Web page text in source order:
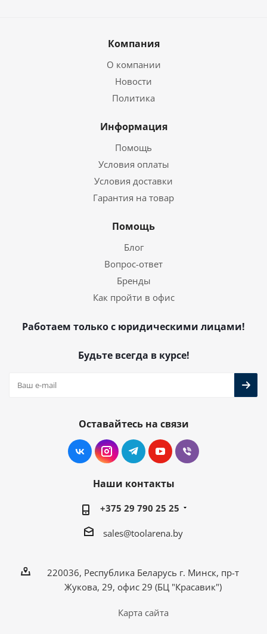
Компания
О компании
Новости
Политика
Информация
Помощь
Условия оплаты
Условия доставки
Гарантия на товар
Помощь
Блог
Вопрос-ответ
Бренды
Как пройти в офис
Работаем только с юридическими лицами!
Будьте всегда в курсе!
Оставайтесь на связи
Наши контакты
+375 29 790 25 25
sales@toolarena.by
220036, Республика Беларусь г. Минск, пр-т
Жукова, 29, офис 29 (БЦ "Красавик")
Карта сайта